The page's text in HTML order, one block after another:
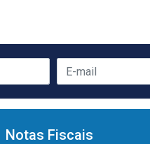
Notas Fiscais